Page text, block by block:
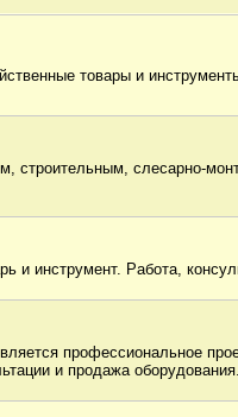
товары и
строительным, слесарно-
и инструмент. Работа,
профессиональное
и продажа оборудования.